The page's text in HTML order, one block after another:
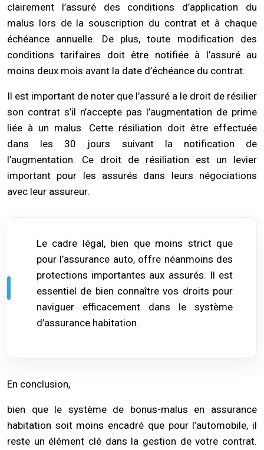
clairement l’assuré des conditions d’application du
malus lors de la souscription du contrat et à chaque
échéance annuelle. De plus, toute modification des
conditions tarifaires doit être notifiée à l’assuré au
moins deux mois avant la date d’échéance du contrat.
Il est important de noter que l’assuré a le droit de résilier
son contrat s’il n’accepte pas l’augmentation de prime
liée à un malus. Cette résiliation doit être effectuée
dans les 30 jours suivant la notification de
l’augmentation. Ce droit de résiliation est un levier
important pour les assurés dans leurs négociations
avec leur assureur.
Le cadre légal, bien que moins strict que
pour l’assurance auto, offre néanmoins des
protections importantes aux assurés. Il est
essentiel de bien connaître vos droits pour
naviguer efficacement dans le système
d’assurance habitation.
En conclusion,
bien que le système de bonus-malus en assurance
habitation soit moins encadré que pour l’automobile, il
reste un élément clé dans la gestion de votre contrat.